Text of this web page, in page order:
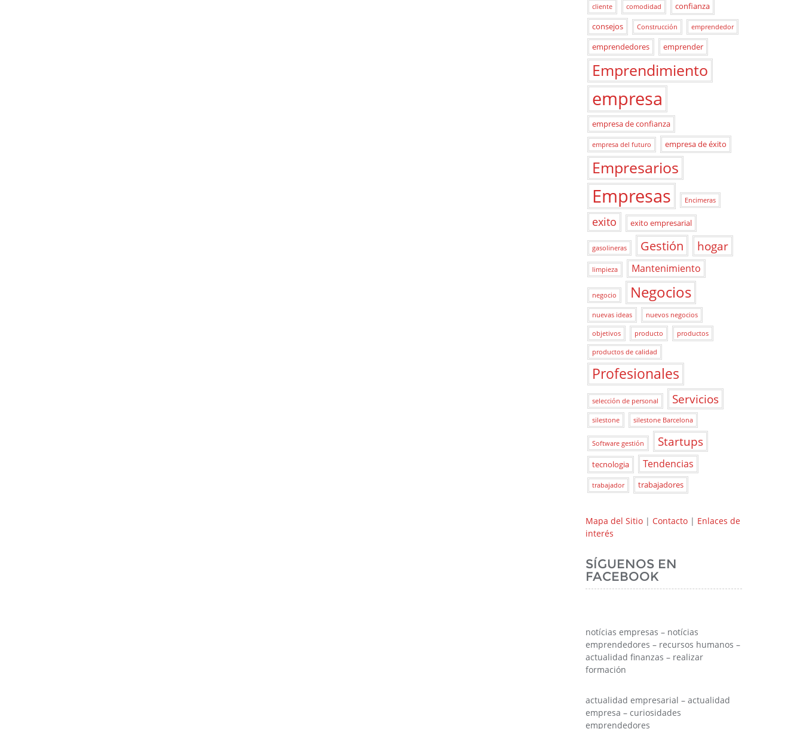
cliente comodidad
confianza
consejos
Construcción emprendedor
emprendedores emprender
Emprendimiento
empresa
empresa de confianza
empresa del futuro empresa de éxito
Empresarios
Empresas Encimeras
exito exito empresarial
gasolineras Gestión hogar
limpieza Mantenimiento
negocio Negocios
nuevas ideas nuevos negocios
objetivos producto productos
productos de calidad
Profesionales
selección de personal Servicios
silestone silestone Barcelona
Software gestión Startups
tecnologia Tendencias
trabajador trabajadores
Mapa del Sitio| Contacto| Enlaces de
interés
SÍGUENOS EN
FACEBOOK
notícias empresas – notícias
emprendedores – recursos humanos –
actualidad finanzas – realizar
formación
actualidad empresarial – actualidad
empresa – curiosidades
emprendedores